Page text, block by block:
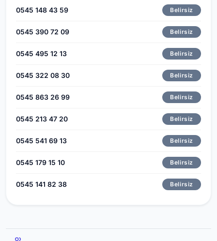
0545 148 43 59 Belirsiz
0545 390 72 09 Belirsiz
0545 495 12 13 Belirsiz
0545 322 08 30 Belirsiz
0545 863 26 99 Belirsiz
0545 213 47 20 Belirsiz
0545 541 69 13 Belirsiz
0545 179 15 10 Belirsiz
0545 141 82 38 Belirsiz